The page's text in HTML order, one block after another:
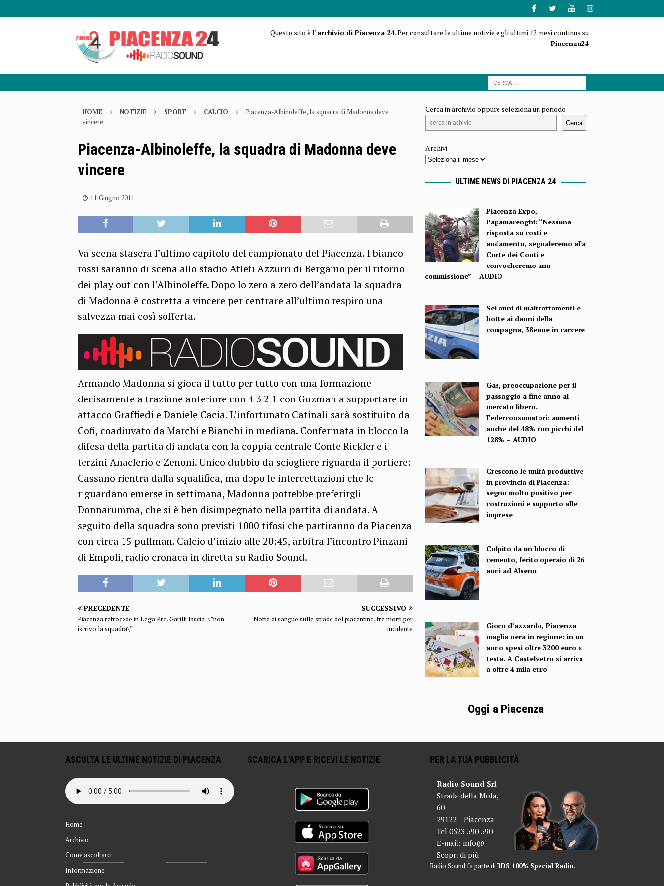
Questo sito è l'archivio di Piacenza 24. Per consultare le ultime notizie e gli ultimi 12 mesi continua su
Piacenza24
HOME NOTIZIE SPORT CALCIO
Piacenza-Albinoleffe, la squadra di Madonna deve
vincere
Piacenza-Albinoleffe, la squadra di Madonna deve
vincere
11 Giugno 2011
Va scena stasera l’ultimo capitolo del campionato del Piacenza. I bianco
rossi saranno di scena allo stadio Atleti Azzurri di Bergamo per il ritorno
dei play out con l’Albinoleffe. Dopo lo zero a zero dell’andata la squadra
di Madonna è costretta a vincere per centrare all’ultimo respiro una
salvezza mai così sofferta.
Armando Madonna si gioca il tutto per tutto con una formazione
decisamente a trazione anteriore con 4 3 2 1 con Guzman a supportare in
attacco Graffiedi e Daniele Cacia. L’infortunato Catinali sarà sostituito da
Cofi, coadiuvato da Marchi e Bianchi in mediana. Confermata in blocco la
difesa della partita di andata con la coppia centrale Conte Rickler e i
terzini Anaclerio e Zenoni. Unico dubbio da sciogliere riguarda il portiere:
Cassano rientra dalla squalifica, ma dopo le intercettazioni che lo
riguardano emerse in settimana, Madonna potrebbe preferirgli
Donnarumma, che si è ben disimpegnato nella partita di andata. A
seguito della squadra sono previsti 1000 tifosi che partiranno da Piacenza
con circa 15 pullman. Calcio d’inizio alle 20:45, arbitra l’incontro Pinzani
di Empoli, radio cronaca in diretta su Radio Sound.
PRECEDENTE
Piacenza retrocede in Lega Pro. Garilli lascia: \”non
iscrivo la squadra\”
SUCCESSIVO
Notte di sangue sulle strade del piacentino, tre morti per
incidente
Cerca in archivio oppure seleziona un periodo
Cerca
Archivi
ULTIME NEWS DI PIACENZA 24
Piacenza Expo,
Papamarenghi: “Nessuna
risposta su costi e
andamento, segnaleremo alla
Corte dei Conti e
convocheremo una
commissione” – AUDIO
Sei anni di maltrattamenti e
botte ai danni della
compagna, 38enne in carcere
Gas, preoccupazione per il
passaggio a fine anno al
mercato libero.
Federconsumatori: aumenti
anche del 48% con picchi del
128% – AUDIO
Crescono le unità produttive
in provincia di Piacenza:
segno molto positivo per
costruzioni e supporto alle
imprese
Colpito da un blocco di
cemento, ferito operaio di 26
anni ad Alseno
Gioco d’azzardo, Piacenza
maglia nera in regione: in un
anno spesi oltre 3200 euro a
testa. A Castelvetro si arriva
a oltre 4 mila euro
Oggi a Piacenza
ASCOLTA LE ULTIME NOTIZIE DI PIACENZA
Home
Archivio
Come ascoltarci
Informazione
SCARICA L’APP E RICEVI LE NOTIZIE PER LA TUA PUBBLICITÀ
Radio Sound Srl
Strada della Mola,
60
29122 – Piacenza
Tel 0523 590 590
E-mail: info@
Scopri di più
Radio Sound fa parte diRDS 100% Special Radio.